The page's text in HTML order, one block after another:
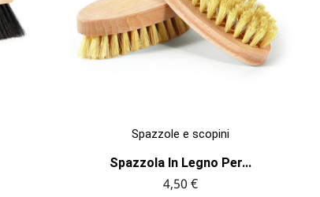
Spazzole e scopini
Spazzola In Legno Per...
4,50 €
ANTEPRIMA